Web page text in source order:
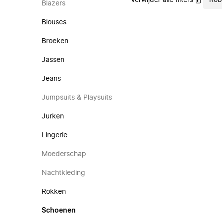
Blazers
Blouses
Broeken
Jassen
Jeans
Jumpsuits & Playsuits
Jurken
Lingerie
Moederschap
Nachtkleding
Rokken
Schoenen